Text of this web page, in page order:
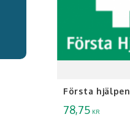
Första hjälpen
78,75 KR